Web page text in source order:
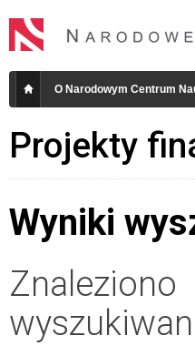
O Narodowym Centrum
Projekty
Wyniki